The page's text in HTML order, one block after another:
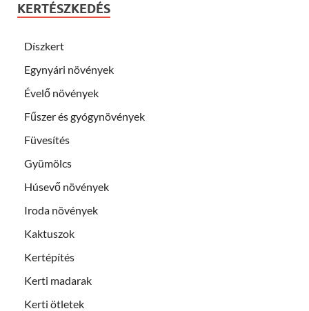
KERTÉSZKEDÉS
Díszkert
Egynyári növények
Évelő növények
Fűszer és gyógynövények
Füvesítés
Gyümölcs
Húsevő növények
Iroda növények
Kaktuszok
Kertépítés
Kerti madarak
Kerti ötletek